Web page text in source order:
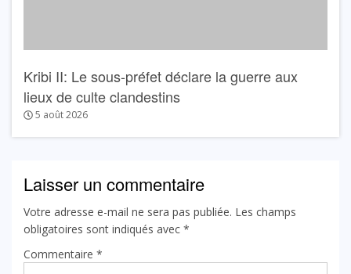
Kribi II: Le sous-préfet déclare la guerre aux
lieux de culte clandestins
5 août 2026
Laisser un commentaire
Votre adresse e-mail ne sera pas publiée. Les champs
obligatoires sont indiqués avec *
Commentaire *